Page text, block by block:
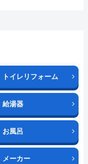
トイレリフォーム
給湯器
お風呂
メーカー